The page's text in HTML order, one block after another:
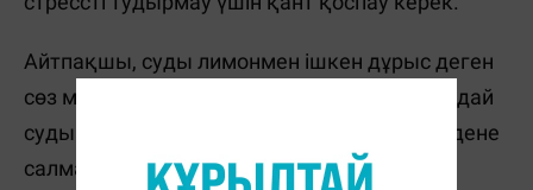
Айтпақшы, суды лимонмен ішкен дұрыс деген
сөз миф. Жақсартылған дәмнен басқа, мұндай
судың басқа пайдасы жоқ. Бұл сұйықтық дене
салмағын азайтады және метаболизмді